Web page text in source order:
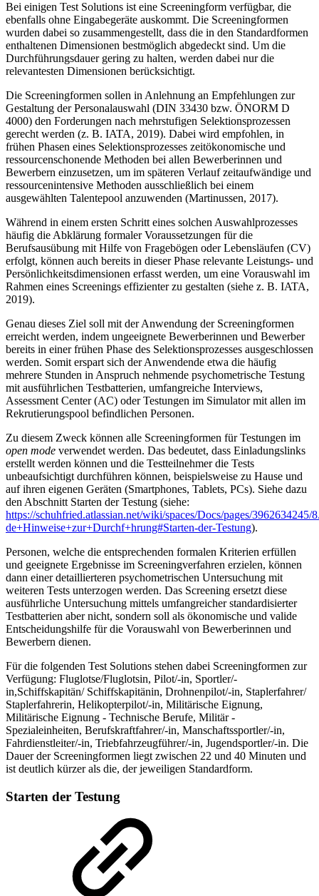
Bei einigen Test Solutions ist eine Screeningform verfügbar, die
ebenfalls ohne Eingabegeräte auskommt. Die Screeningformen
wurden dabei so zusammengestellt, dass die in den Standardformen
enthaltenen Dimensionen bestmöglich abgedeckt sind. Um die
Durchführungsdauer gering zu halten, werden dabei nur die
relevantesten Dimensionen berücksichtigt.
Die Screeningformen sollen in Anlehnung an Empfehlungen zur
Gestaltung der Personalauswahl (DIN 33430 bzw. ÖNORM D
4000) den Forderungen nach mehrstufigen Selektionsprozessen
gerecht werden (z. B. IATA, 2019). Dabei wird empfohlen, in
frühen Phasen eines Selektionsprozesses zeitökonomische und
ressourcenschonende Methoden bei allen Bewerberinnen und
Bewerbern einzusetzen, um im späteren Verlauf zeitaufwändige und
ressourcenintensive Methoden ausschließlich bei einem
ausgewählten Talentepool anzuwenden (Martinussen, 2017).
Während in einem ersten Schritt eines solchen Auswahlprozesses
häufig die Abklärung formaler Voraussetzungen für die
Berufsausübung mit Hilfe von Fragebögen oder Lebensläufen (CV)
erfolgt, können auch bereits in dieser Phase relevante Leistungs- und
Persönlichkeitsdimensionen erfasst werden, um eine Vorauswahl im
Rahmen eines Screenings effizienter zu gestalten (siehe z. B. IATA,
2019).
Genau dieses Ziel soll mit der Anwendung der Screeningformen
erreicht werden, indem ungeeignete Bewerberinnen und Bewerber
bereits in einer frühen Phase des Selektionsprozesses ausgeschlossen
werden. Somit erspart sich der Anwendende etwa die häufig
mehrere Stunden in Anspruch nehmende psychometrische Testung
mit ausführlichen Testbatterien, umfangreiche Interviews,
Assessment Center (AC) oder Testungen im Simulator mit allen im
Rekrutierungspool befindlichen Personen.
Zu diesem Zweck können alle Screeningformen für Testungen im
open mode verwendet werden. Das bedeutet, dass Einladungslinks
erstellt werden können und die Testteilnehmer die Tests
unbeaufsichtigt durchführen können, beispielsweise zu Hause und
auf ihren eigenen Geräten (Smartphones, Tablets, PCs). Siehe dazu
den Abschnitt Starten der Testung (siehe:
https://schuhfried.atlassian.net/wiki/spaces/Docs/pages/3962634245/
de+Hinweise+zur+Durchf+hrung#Starten-der-Testung).
Personen, welche die entsprechenden formalen Kriterien erfüllen
und geeignete Ergebnisse im Screeningverfahren erzielen, können
dann einer detaillierteren psychometrischen Untersuchung mit
weiteren Tests unterzogen werden. Das Screening ersetzt diese
ausführliche Untersuchung mittels umfangreicher standardisierter
Testbatterien aber nicht, sondern soll als ökonomische und valide
Entscheidungshilfe für die Vorauswahl von Bewerberinnen und
Bewerbern dienen.
Für die folgenden Test Solutions stehen dabei Screeningformen zur
Verfügung: Fluglotse/Fluglotsin, Pilot/-in, Sportler/-
in,Schiffskapitän/ Schiffskapitänin, Drohnenpilot/-in, Staplerfahrer/
Staplerfahrerin, Helikopterpilot/-in, Militärische Eignung,
Militärische Eignung - Technische Berufe, Militär -
Spezialeinheiten, Berufskraftfahrer/-in, Manschaftssportler/-in,
Fahrdienstleiter/-in, Triebfahrzeugführer/-in, Jugendsportler/-in. Die
Dauer der Screeningformen liegt zwischen 22 und 40 Minuten und
ist deutlich kürzer als die, der jeweiligen Standardform.
Starten der Testung